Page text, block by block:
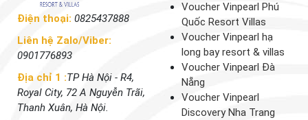
Điện thoại: 0825437888
Liên hệ Zalo/Viber:
0901776893
Địa chỉ 1 :TP Hà Nội - R4,
Royal City, 72 A Nguyễn Trãi,
Thanh Xuân, Hà Nội.
Voucher Vinpearl Phú
Quốc Resort Villas
Voucher Vinpearl hạ
long bay resort & villas
Voucher Vinpearl Đà
Nẵng
Voucher Vinpearl
Discovery Nha Trang